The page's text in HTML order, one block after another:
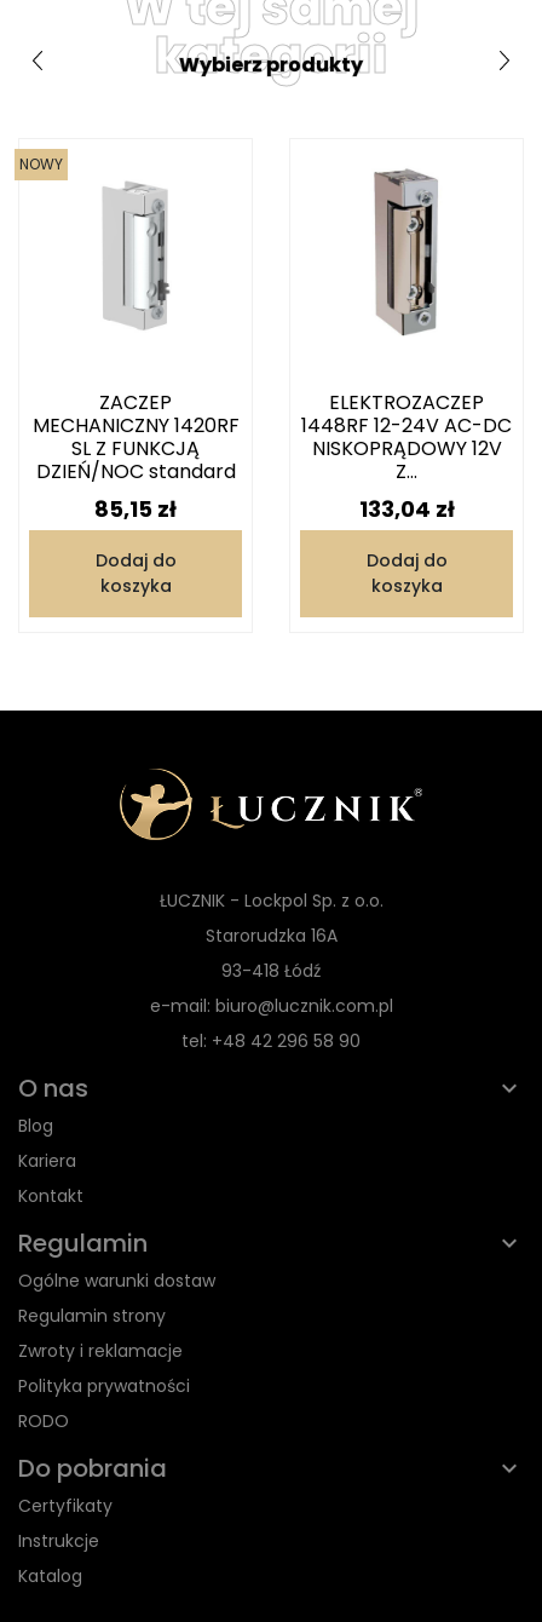
kategorii
Wybierz produkty
ZACZEP
MECHANICZNY 1420RF
SL Z FUNKCJĄ
DZIEŃ/NOC standard
Cena
85,15 zł
Dodaj do
koszyka
NOWY
ELEKTROZACZEP
1448RF 12-24V AC-DC
NISKOPRĄDOWY 12V
Z...
Cena
133,04 zł
Dodaj do
koszyka
ŁUCZNIK - Lockpol Sp. z o.o.
Starorudzka 16A
93-418 Łódź
e-mail: biuro@lucznik.com.pl
tel: +48 42 296 58 90
O nas
Blog
Kariera
Kontakt
Regulamin
Ogólne warunki dostaw
Regulamin strony
Zwroty i reklamacje
Polityka prywatności
RODO
Do pobrania
Certyfikaty
Instrukcje
Katalog